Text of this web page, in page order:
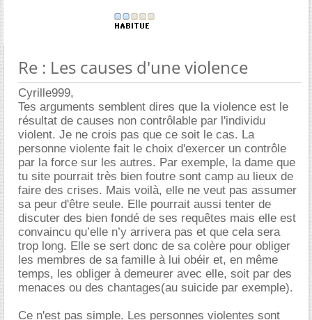
Re : Les causes d'une violence
Cyrille999,
Tes arguments semblent dires que la violence est le
résultat de causes non contrôlable par l'individu
violent. Je ne crois pas que ce soit le cas. La
personne violente fait le choix d'exercer un contrôle
par la force sur les autres. Par exemple, la dame que
tu site pourrait très bien foutre sont camp au lieux de
faire des crises. Mais voilà, elle ne veut pas assumer
sa peur d'être seule. Elle pourrait aussi tenter de
discuter des bien fondé de ses requêtes mais elle est
convaincu qu’elle n’y arrivera pas et que cela sera
trop long. Elle se sert donc de sa colère pour obliger
les membres de sa famille à lui obéir et, en même
temps, les obliger à demeurer avec elle, soit par des
menaces ou des chantages(au suicide par exemple).
Ce n'est pas simple. Les personnes violentes sont